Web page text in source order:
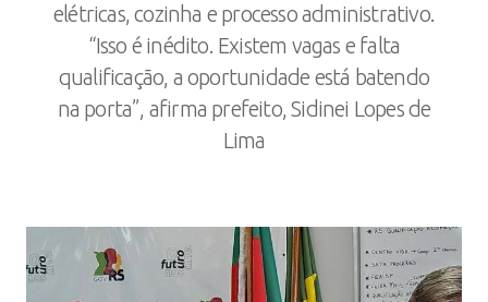
elétricas, cozinha e processo administrativo.
“Isso é inédito. Existem vagas e falta
qualificação, a oportunidade está batendo
na porta”, afirma prefeito, Sidinei Lopes de
Lima